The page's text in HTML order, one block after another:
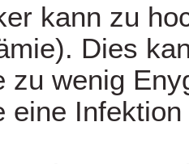
kann zu
Dies
zu wenig
eine